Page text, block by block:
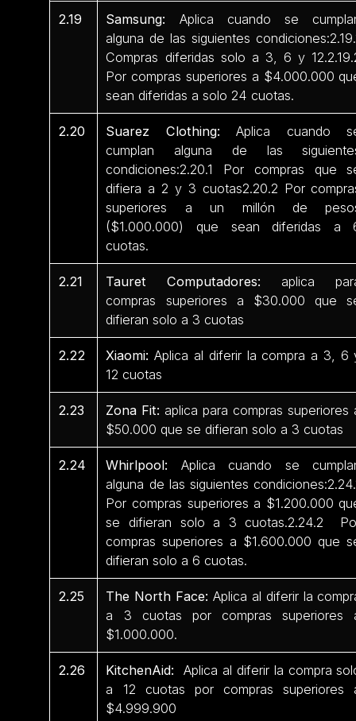
2.19 Samsung: Aplica cuando se
alguna de las siguientes
Compras diferidas solo a 3, 6 y
Por compras superiores a $4.000.000
sean diferidas a solo 24 cuotas.
2.20 Suarez Clothing: Aplica cuando
cumplan alguna de las
condiciones:2.20.1 Por compras que
difiera a 2 y 3 cuotas2.20.2 Por
superiores a un millón de
($1.000.000) que sean diferidas a
cuotas.
2.21 Tauret Computadores: aplica
compras superiores a $30.000 que
difieran solo a 3 cuotas
2.22 Xiaomi: Aplica al diferir la compra a 3, 6
12 cuotas
2.23 Zona Fit: aplica para compras superiores
$50.000 que se difieran solo a 3 cuotas
2.24 Whirlpool: Aplica cuando se
alguna de las siguientes
Por compras superiores a $1.200.000
se difieran solo a 3 cuotas.2.24.2
compras superiores a $1.600.000 que
difieran solo a 6 cuotas.
2.25 The North Face: Aplica al diferir la
a 3 cuotas por compras superiores
$1.000.000.
2.26 KitchenAid:Aplica al diferir la compra
a 12 cuotas por compras superiores
$4.999.900